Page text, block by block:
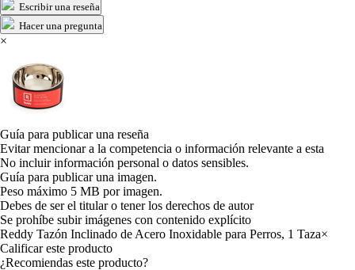
Escribir una reseña
Hacer una pregunta
×
Guía para publicar una reseña
Evitar mencionar a la competencia o información relevante a esta
No incluir información personal o datos sensibles.
Guía para publicar una imagen.
Peso máximo 5 MB por imagen.
Debes de ser el titular o tener los derechos de autor
Se prohíbe subir imágenes con contenido explícito
Reddy Tazón Inclinado de Acero Inoxidable para Perros, 1 Taza×
Calificar este producto
Tu valoración
¿Recomiendas este producto?